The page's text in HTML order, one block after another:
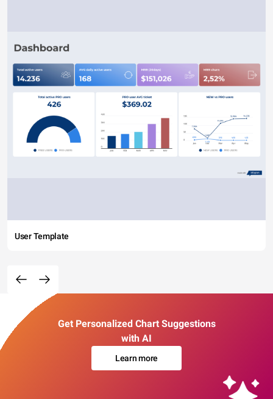
User Template
Get Personalized Chart Suggestions
with AI
Learn more